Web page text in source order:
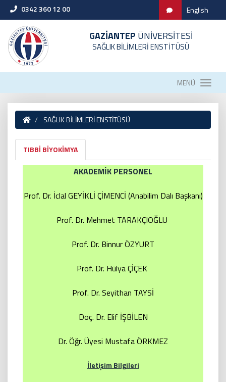
0342 360 12 00 English
GAZİANTEP ÜNİVERSİTESİ
SAĞLIK BİLİMLERİ ENSTİTÜSÜ
MENÜ
SAĞLIK BİLİMLERİ ENSTİTÜSÜ
TIBBİ BİYOKİMYA
AKADEMİK PERSONEL
Prof. Dr. İclal GEYİKLİ ÇİMENCİ (Anabilim Dalı Başkanı)
Prof. Dr. Mehmet TARAKÇIOĞLU
Prof. Dr. Binnur ÖZYURT
Prof. Dr. Hülya ÇİÇEK
Prof. Dr. Seyithan TAYSİ
Doç. Dr. Elif İŞBİLEN
Dr. Öğr. Üyesi Mustafa ÖRKMEZ
İletişim Bilgileri